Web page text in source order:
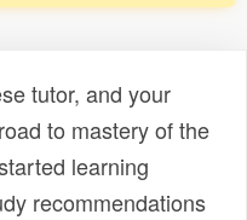
tutor, and your
to mastery of the
learning
recommendations